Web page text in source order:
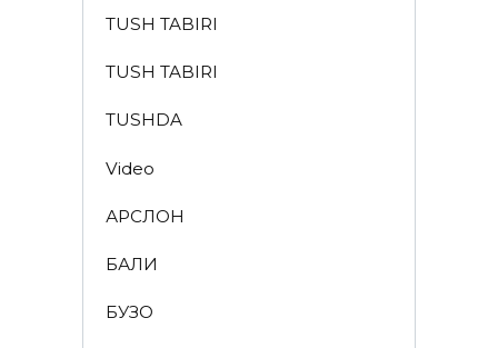
TUSH TABIRI
TUSH TABIRI
TUSHDA
Video
АРСЛОН
БАЛИҚ
БУЗОҚ